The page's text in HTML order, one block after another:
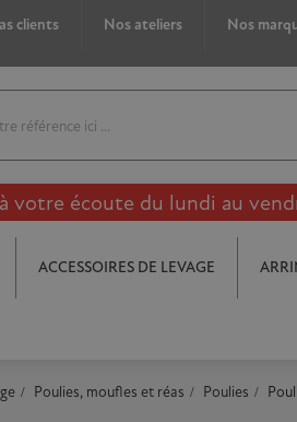
clients Nos ateliers Nos
votre écoute du lundi au
ACCESSOIRES DE LEVAGE
Poulies, moufles et réas Poulies